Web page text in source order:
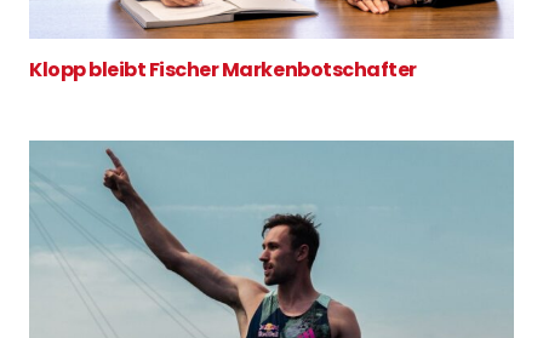
Klopp bleibt Fischer Markenbotschafter